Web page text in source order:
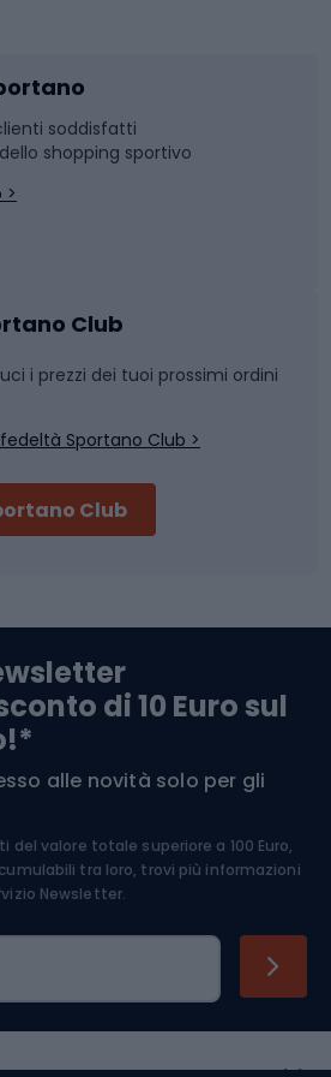
escursionismo
biciclette
soddisfatti
shopping sportivo
Club
i prezzi dei tuoi prossimi ordini
Sportano Club >
Club
di 10 Euro sul
alle novità solo per gli
valore totale superiore a 100 Euro,
tra loro, trovi più informazioni
Newsletter.